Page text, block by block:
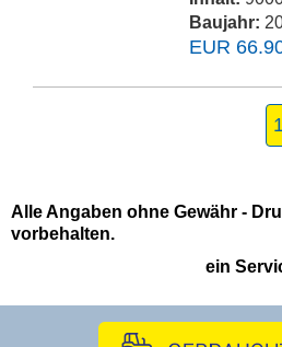
Baujahr:
EUR
1
Alle Angaben ohne Gewähr -
vorbehalten.
ein